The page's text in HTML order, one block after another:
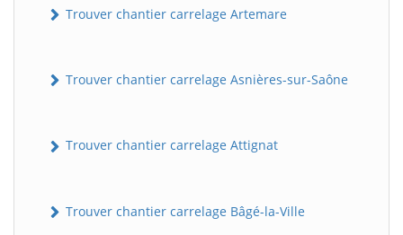
Trouver chantier carrelage Artemare
Trouver chantier carrelage Asnières-sur-Saône
Trouver chantier carrelage Attignat
Trouver chantier carrelage Bâgé-la-Ville